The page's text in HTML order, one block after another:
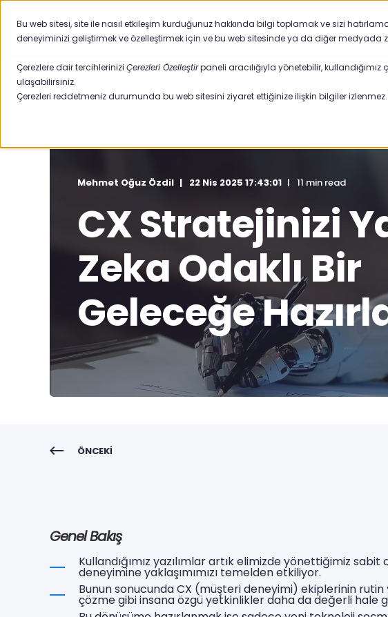
Bu web sitesi, site ile nasıl etkileşim kurduğunuz hakkında bilgi toplamak ve sizi
deneyiminizi geliştirmek ve özelleştirmek için ve bu web sitesinde ya da diğer medyada
Çerezlere dair tercihlerinizi Çerezleri Özelleştirpaneli aracılığıyla yönetebilir,
ulaşabilirsiniz.
Çerezleri reddetmeniz durumunda bu web sitesini ziyaret ettiğinize ilişkin bilgiler
Ürünler Sektörler Neden Pisano
Mehmet Oğuz Özdil 22 Nis 2025 17:43:01 11 min read
CX Stratejinizi
Zeka Odaklı Bir
Geleceğe
ÖNCEKI
Genel Bakış
Kullandığımız yazılımlar artık elimizde yönettiğimiz
deneyimine yaklaşımımızı temelden etkiliyor.
Bunun sonucunda CX (müşteri deneyimi) ekiplerinin
çözme gibi insana özgü yetkinlikler daha da değerli hale